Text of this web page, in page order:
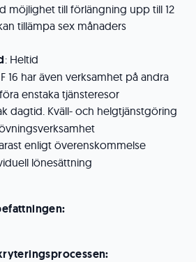
möjlighet till förlängning upp till 12
tillämpa sex månaders
: Heltid
16 har även verksamhet på andra
enstaka tjänsteresor
dagtid. Kväll- och helgtjänstgöring
enligt överenskommelse
lönesättning